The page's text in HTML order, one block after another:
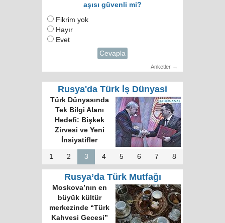
aşısı güvenli mi?
Fikrim yok
Hayır
Evet
Cevapla
Anketler →
Rusya'da Türk İş Dünyasi
Türk Dünyasında
Tek Bilgi Alanı
Hedefi: Bişkek
Zirvesi ve Yeni
İnsiyatifler
1 2 3 4 5 6 7 8
Rusya’da Türk Mutfağı
Moskova’nın en
büyük kültür
merkezinde “Türk
Kahvesi Gecesi”